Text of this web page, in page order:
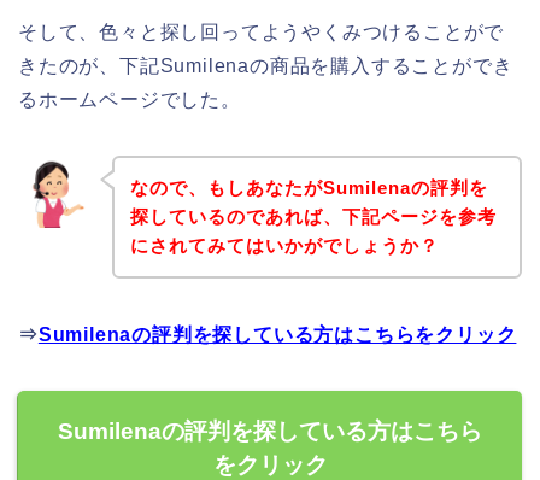
そして、色々と探し回ってようやくみつけることがで
きたのが、下記Sumilenaの商品を購入することができ
るホームページでした。
なので、もしあなたがSumilenaの評判を
探しているのであれば、下記ページを参考
にされてみてはいかがでしょうか？
⇒Sumilenaの評判を探している方はこちらをクリック
Sumilenaの評判を探している方はこちら
をクリック